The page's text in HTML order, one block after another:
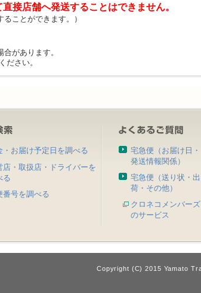
接店舗へ発送することはできません。
ることができます。）
があります。
ださい。
・お届け予定日を調べる
店・取扱店・ドライバーを
る
番号を調べる
宅急便（お届け日・
発送情報関係）
宅急便（送り状・出
荷・その他）
クロネコメンバーズ
のサービス
Copyright (C) 2015 Yamato